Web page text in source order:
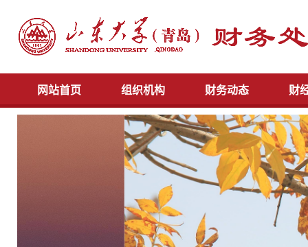
网站首页 组织机构 财务动态 财